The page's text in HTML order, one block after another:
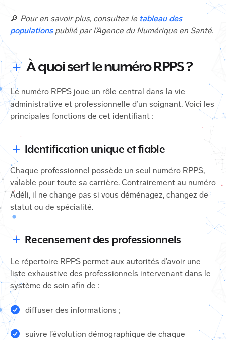
🔎 Pour en savoir plus, consultez le tableau des
populationspublié par l’Agence du Numérique en Santé.
À quoi sert le numéro RPPS ?
Le numéro RPPS joue un rôle central dans la vie
administrative et professionnelle d’un soignant. Voici les
principales fonctions de cet identifiant :
Identification unique et fiable
Chaque professionnel possède un seul numéro RPPS,
valable pour toute sa carrière. Contrairement au numéro
Adéli, il ne change pas si vous déménagez, changez de
statut ou de spécialité.
Recensement des professionnels
Le répertoire RPPS permet aux autorités d’avoir une
liste exhaustive des professionnels intervenant dans le
système de soin afin de :
diffuser des informations ;
suivre l’évolution démographique de chaque